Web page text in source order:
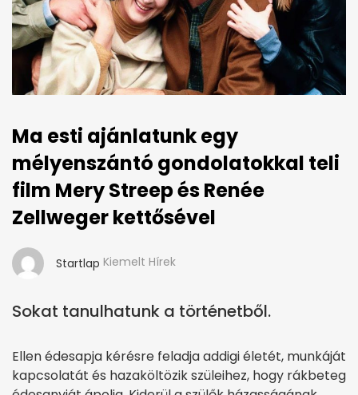
Ma esti ajánlatunk egy
mélyenszántó gondolatokkal teli
film Mery Streep és Renée
Zellweger kettősével
Startlap Kiemelt Hírek
Sokat tanulhatunk a történetből.
Ellen édesapja kérésre feladja addigi életét, munkáját
kapcsolatát és hazaköltözik szüleihez, hogy rákbeteg